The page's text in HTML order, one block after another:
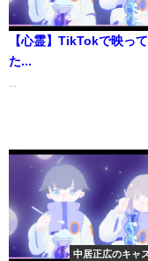
【心霊】TikTokで映っ
た...
中居正広のキャ